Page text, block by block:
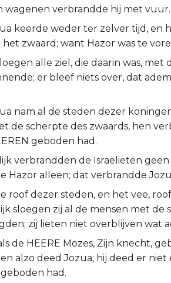
wagenen verbrandde hij met vuur.
keerde weder ter zelver tijd, en
het zwaard; want Hazor was te
alle ziel, die daarin was, met
er bleef niets over, dat
nam al de steden dezer
de scherpte des zwaards, hen
geboden had.
verbrandden de Israëlieten
Hazor alleen; dat verbrandde
roof dezer steden, en het vee,
sloegen zij al de mensen met de
zij lieten niet overblijven wat
de HEERE Mozes, Zijn knecht,
alzo deed Jozua; hij deed er
had.